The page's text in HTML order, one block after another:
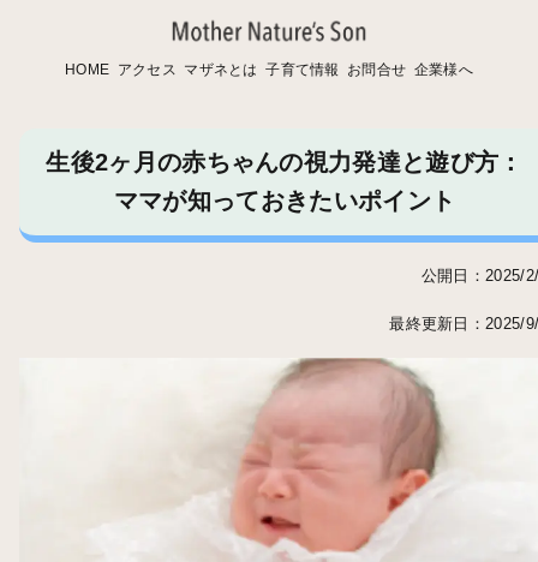
HOME アクセス マザネとは 子育て情報 お問合せ 企業様へ
生後2ヶ月の赤ちゃんの視力発達と遊び方：
ママが知っておきたいポイント
公開日：2025/
最終更新日：2025/